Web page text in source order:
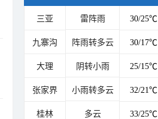
三亚 雷阵雨 30/25℃
九寨沟 阵雨转多云 30/17℃
大理 阴转小雨 25/15℃
张家界 小雨转多云 32/21℃
桂林 多云 33/25℃